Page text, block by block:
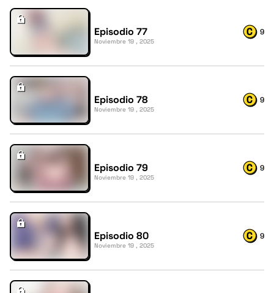
Episodio 77
Noviembre 19 , 2025
9
Episodio 78
Noviembre 19 , 2025
9
Episodio 79
Noviembre 19 , 2025
9
Episodio 80
Noviembre 19 , 2025
9